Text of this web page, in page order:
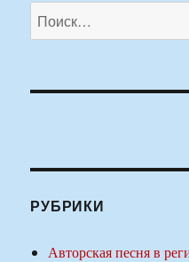
Искать:
РУБРИКИ
Авторская песня в